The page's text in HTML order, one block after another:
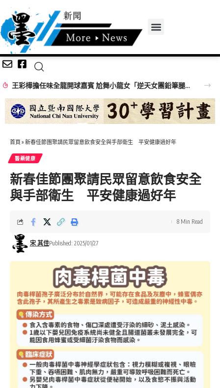
王彩樺擔任味全龍開球嘉賓 尬舞小龍女「逆天女團鉛筆腿」搶鏡
首頁 » 新春佳節團聚請民眾留意飲食安全與手部衛生 平安健康過好年
醫藥健康
新春佳節團聚請民眾留意飲食安全
與手部衛生 平安健康過好年
宋 其佳Published: 2025/01/27
8 Min Read